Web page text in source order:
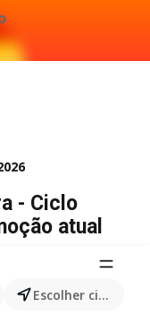
Escolher cidade
- Ciclo
atual